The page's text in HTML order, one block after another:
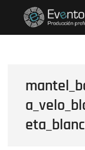
contenido